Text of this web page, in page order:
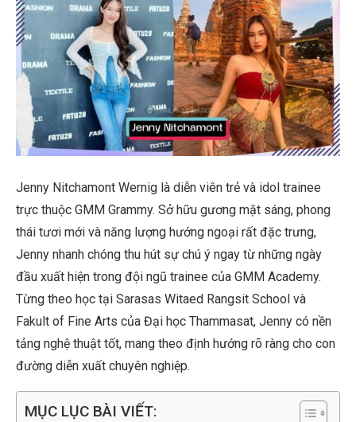
Jenny Nitchamont Wernig là diễn viên trẻ và idol trainee
trực thuộc GMM Grammy. Sở hữu gương mặt sáng, phong
thái tươi mới và năng lượng hướng ngoại rất đặc trưng,
Jenny nhanh chóng thu hút sự chú ý ngay từ những ngày
đầu xuất hiện trong đội ngũ trainee của GMM Academy.
Từng theo học tại Sarasas Witaed Rangsit School và
Fakult of Fine Arts của Đại học Thammasat, Jenny có nền
tảng nghệ thuật tốt, mang theo định hướng rõ ràng cho con
đường diễn xuất chuyên nghiệp.
MỤC LỤC BÀI VIẾT: